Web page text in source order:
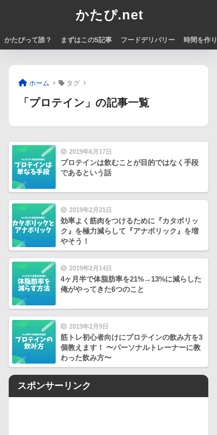
かたぴ.net
かたぴって誰？ まずはこの5記事 フードデリバリー 時間を作
ホーム タグ
「プロテイン」の記事一覧
2019年6月17日
プロテインは飲むことが目的ではなく手段
であるという話
2019年2月21日
効率よく筋肉をつけるために『カタボリッ
ク』を極力減らして『アナボリック』を増
やそう！
2019年2月14日
4ヶ月半で体脂肪率を21%→13%に減らした
俺がやってきた6つのこと
2019年2月9日
筋トレ初心者向けにプロテインの飲み方を3
個教えます！ 〜パーソナルトレーナーに教
わった飲み方〜
スポンサーリンク